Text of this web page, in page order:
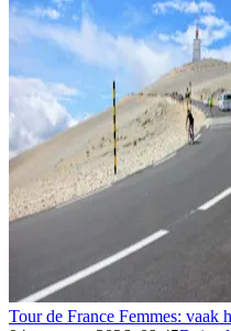
Tour de France Femmes: vaak